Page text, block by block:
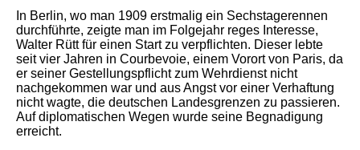
In Berlin, wo man 1909 erstmalig ein Sechstagerennen
durchführte, zeigte man im Folgejahr reges Interesse,
Walter Rütt für einen Start zu verpflichten. Dieser lebte
seit vier Jahren in Courbevoie, einem Vorort von Paris, da
er seiner Gestellungspflicht zum Wehrdienst nicht
nachgekommen war und aus Angst vor einer Verhaftung
nicht wagte, die deutschen Landesgrenzen zu passieren.
Auf diplomatischen Wegen wurde seine Begnadigung
erreicht.